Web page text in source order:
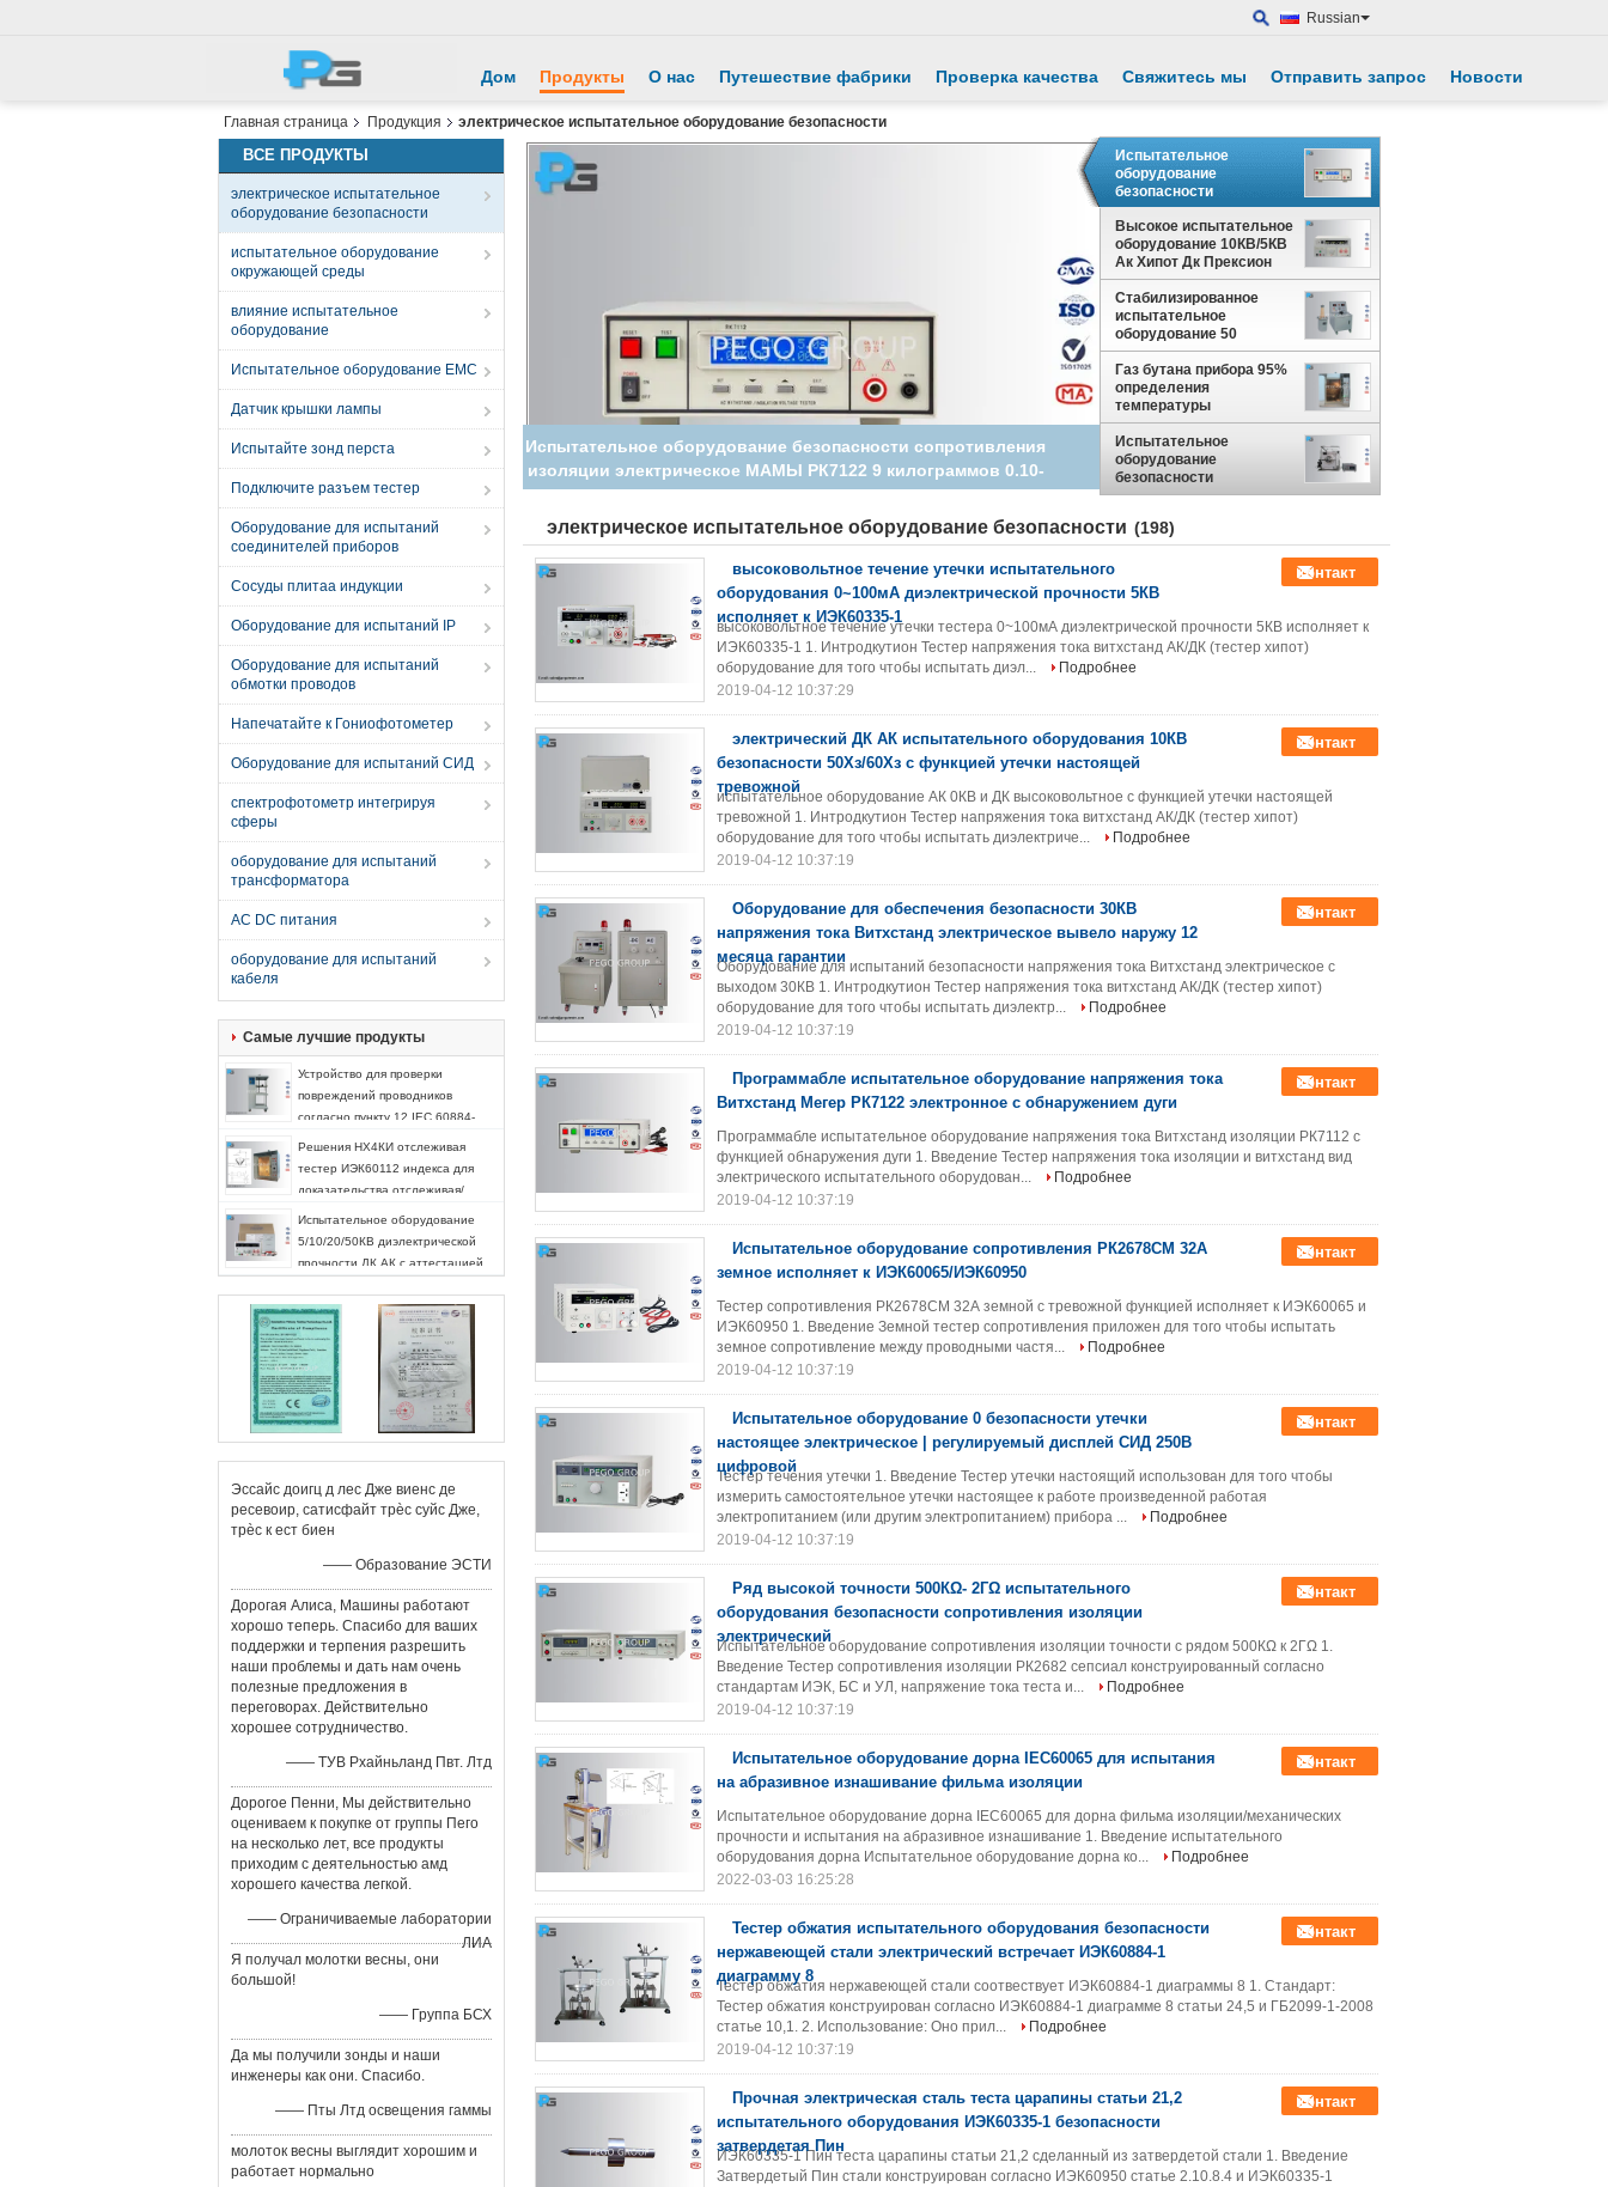
Russian
Дом Продукты О нас Путешествие фабрики Проверка качества Свяжитесь мы Отправить запрос Новости
Главная страница Продукция электрическое испытательное оборудование безопасности
ВСЕ ПРОДУКТЫ
электрическое испытательное
оборудование безопасности
испытательное оборудование
окружающей среды
влияние испытательное
оборудование
Испытательное оборудование EMC
Датчик крышки лампы
Испытайте зонд перста
Подключите разъем тестер
Оборудование для испытаний
соединителей приборов
Сосуды плитаа индукции
Оборудование для испытаний IP
Оборудование для испытаний
обмотки проводов
Напечатайте к Гониофотометер
Оборудование для испытаний СИД
спектрофотометр интегрируя
сферы
оборудование для испытаний
трансформатора
AC DC питания
оборудование для испытаний
кабеля
Самые лучшие продукты
Устройство для проверки
повреждений проводников
согласно пункту 12 IEC 60884-
Решения НХ4КИ отслеживая
тестер ИЭК60112 индекса для
доказательства отслеживая/
Испытательное оборудование
5/10/20/50КВ диэлектрической
прочности ДК АК с аттестацией
Эссайс доигц д лес Дже виенс де
ресевоир, сатисфайт трèс суйс Дже,
трèс к ест биен
—— Образование ЭСТИ
Дорогая Алиса, Машины работают
хорошо теперь. Спасибо для ваших
поддержки и терпения разрешить
наши проблемы и дать нам очень
полезные предложения в
переговорах. Действительно
хорошее сотрудничество.
—— ТУВ Рхайньланд Пвт. Лтд
Дорогое Пенни, Мы действительно
оцениваем к покупке от группы Пего
на несколько лет, все продукты
приходим с деятельностью амд
хорошего качества легкой.
—— Ограничиваемые лаборатории
ЛИА
Я получал молотки весны, они
большой!
—— Группа БСХ
Да мы получили зонды и наши
инженеры как они. Спасибо.
—— Пты Лтд освещения гаммы
молоток весны выглядит хорошим и
работает нормально
Высокое испытательное оборудование 10КВ/5КВ Ак Хипот
Дк Прексион для бытового прибора
Испытательное
оборудование
безопасности
сопротивления изоляции
электрическое МАМЫ
РК7122 9 килограммов
0.10-12
Высокое испытательное
оборудование 10КВ/5КВ
Ак Хипот Дк Прексион
для бытового прибора
Стабилизированное
испытательное
оборудование 50
напряжения тока
Витхстанд
электрическое/60 Хз
волны синуса
Газ бутана прибора 95%
определения
температуры
воспламенения иглы
ИЭК60695-11-5 для теста
опасности зажигания
Испытательное
оборудование
безопасности
выносливости
регулятор Пльк экрана
касания 7 дюймов
электрическое испытательное оборудование безопасности (198)
высоковольтное течение утечки испытательного
оборудования 0~100мА диэлектрической прочности 5КВ
исполняет к ИЭК60335-1
контакт
высоковольтное течение утечки тестера 0~100мА диэлектрической прочности 5КВ исполняет к
ИЭК60335-1 1. Интродкутион Тестер напряжения тока витхстанд АК/ДК (тестер хипот)
оборудование для того чтобы испытать диэл...
Подробнее
2019-04-12 10:37:29
электрический ДК АК испытательного оборудования 10КВ
безопасности 50Хз/60Хз с функцией утечки настоящей
тревожной
контакт
испытательное оборудование АК 0КВ и ДК высоковольтное с функцией утечки настоящей
тревожной 1. Интродкутион Тестер напряжения тока витхстанд АК/ДК (тестер хипот)
оборудование для того чтобы испытать диэлектриче...
Подробнее
2019-04-12 10:37:19
Оборудование для обеспечения безопасности 30КВ
напряжения тока Витхстанд электрическое вывело наружу 12
месяца гарантии
контакт
Оборудование для испытаний безопасности напряжения тока Витхстанд электрическое с
выходом 30КВ 1. Интродкутион Тестер напряжения тока витхстанд АК/ДК (тестер хипот)
оборудование для того чтобы испытать диэлектр...
Подробнее
2019-04-12 10:37:19
Программабле испытательное оборудование напряжения тока
Витхстанд Мегер РК7122 электронное с обнаружением дуги
контакт
Программабле испытательное оборудование напряжения тока Витхстанд изоляции РК7112 с
функцией обнаружения дуги 1. Введение Тестер напряжения тока изоляции и витхстанд вид
электрического испытательного оборудован...
Подробнее
2019-04-12 10:37:19
Испытательное оборудование сопротивления РК2678СМ 32А
земное исполняет к ИЭК60065/ИЭК60950
контакт
Тестер сопротивления РК2678СМ 32А земной с тревожной функцией исполняет к ИЭК60065 и
ИЭК60950 1. Введение Земной тестер сопротивления приложен для того чтобы испытать
земное сопротивление между проводными частя...
Подробнее
2019-04-12 10:37:19
Испытательное оборудование 0 безопасности утечки
настоящее электрическое | регулируемый дисплей СИД 250В
цифровой
контакт
Тестер течения утечки 1. Введение Тестер утечки настоящий использован для того чтобы
измерить самостоятельное утечки настоящее к работе произведенной работая
электропитанием (или другим электропитанием) прибора ...
Подробнее
2019-04-12 10:37:19
Ряд высокой точности 500КΩ- 2ГΩ испытательного
оборудования безопасности сопротивления изоляции
электрический
контакт
Испытательное оборудование сопротивления изоляции точности с рядом 500КΩ к 2ГΩ 1.
Введение Тестер сопротивления изоляции РК2682 сепсиал конструированный согласно
стандартам ИЭК, БС и УЛ, напряжение тока теста и...
Подробнее
2019-04-12 10:37:19
Испытательное оборудование дорна IEC60065 для испытания
на абразивное изнашивание фильма изоляции
контакт
Испытательное оборудование дорна IEC60065 для дорна фильма изоляции/механических
прочности и испытания на абразивное изнашивание 1. Введение испытательного
оборудования дорна Испытательное оборудование дорна ко...
Подробнее
2022-03-03 16:25:28
Тестер обжатия испытательного оборудования безопасности
нержавеющей стали электрический встречает ИЭК60884-1
диаграмму 8
контакт
Тестер обжатия нержавеющей стали соотвествует ИЭК60884-1 диаграммы 8 1. Стандарт:
Тестер обжатия конструирован согласно ИЭК60884-1 диаграмме 8 статьи 24,5 и ГБ2099-1-2008
статье 10,1. 2. Использование: Оно прил...
Подробнее
2019-04-12 10:37:19
Прочная электрическая сталь теста царапины статьи 21,2
испытательного оборудования ИЭК60335-1 безопасности
затвердетая Пин
контакт
ИЭК60335-1 Пин теста царапины статьи 21,2 сделанный из затвердетой стали 1. Введение
Затвердетый Пин стали конструирован согласно ИЭК60950 статье 2.10.8.4 и ИЭК60335-1